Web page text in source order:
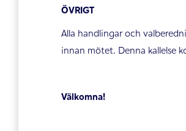
ÖVRIGT
Alla handlingar och
innan mötet. Denna kallelse
Välkomna!